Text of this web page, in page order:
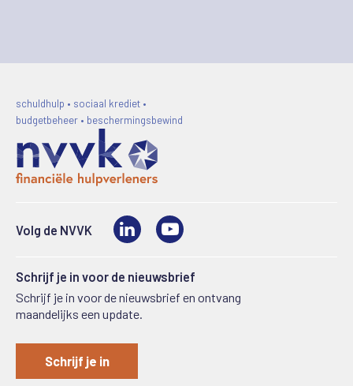
schuldhulp • sociaal krediet •
budgetbeheer • beschermingsbewind
Volg de NVVK LinkedIn
Schrijf je in voor de nieuwsbrief
Schrijf je in voor de nieuwsbrief en ontvang
maandelijks een update.
Schrijf je in